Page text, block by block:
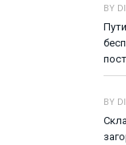
BY
BY